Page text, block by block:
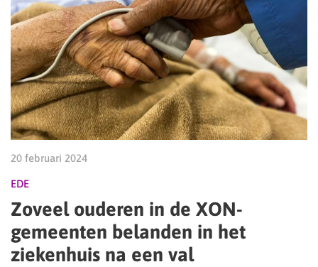
20 februari 2024
EDE
Zoveel ouderen in de XON-
gemeenten belanden in het
ziekenhuis na een val